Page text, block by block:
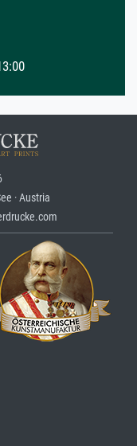
· Austria